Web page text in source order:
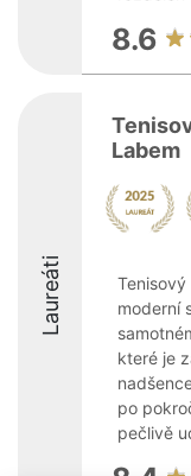
8.6
Laureáti
Labem
moderní
které je
po
pečlivě